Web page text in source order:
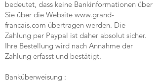
bedeutet, dass keine Bankinformationen über
Sie über die Website www.grand-
francais.com übertragen werden. Die
Zahlung per Paypal ist daher absolut sicher.
Ihre Bestellung wird nach Annahme der
Zahlung erfasst und bestätigt.
Banküberweisung :